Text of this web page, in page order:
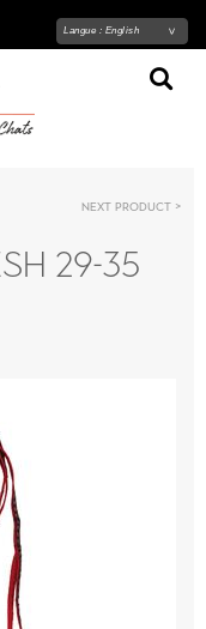
Langue : English
Next product
29-35